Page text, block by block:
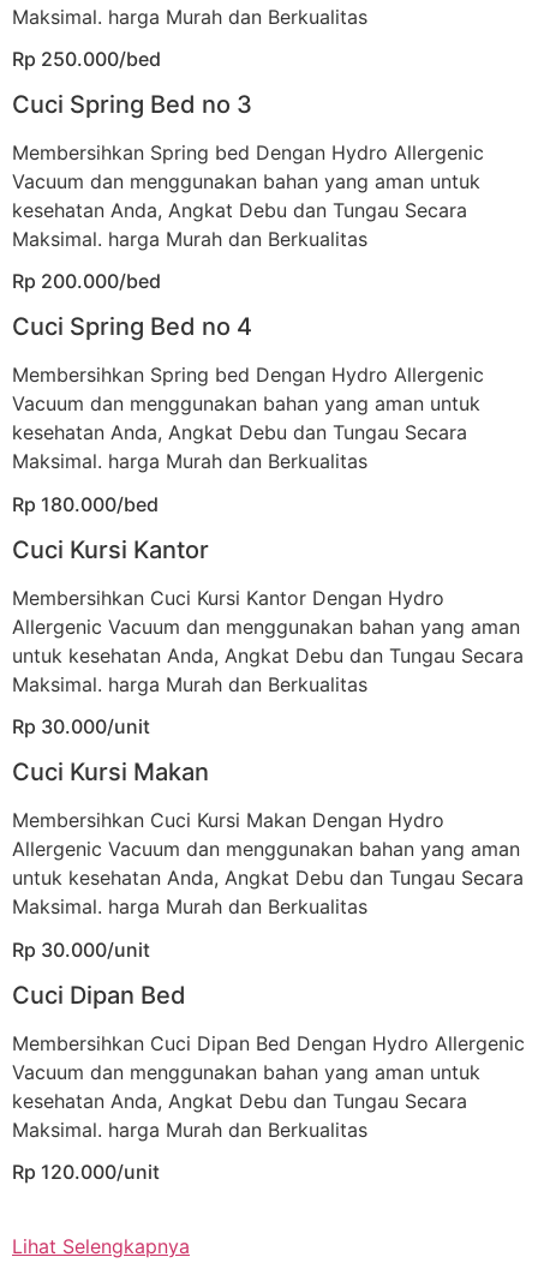
Maksimal. harga Murah dan Berkualitas
Rp 250.000/bed
Cuci Spring Bed no 3
Membersihkan Spring bed Dengan Hydro Allergenic
Vacuum dan menggunakan bahan yang aman untuk
kesehatan Anda, Angkat Debu dan Tungau Secara
Maksimal. harga Murah dan Berkualitas
Rp 200.000/bed
Cuci Spring Bed no 4
Membersihkan Spring bed Dengan Hydro Allergenic
Vacuum dan menggunakan bahan yang aman untuk
kesehatan Anda, Angkat Debu dan Tungau Secara
Maksimal. harga Murah dan Berkualitas
Rp 180.000/bed
Cuci Kursi Kantor
Membersihkan Cuci Kursi Kantor Dengan Hydro
Allergenic Vacuum dan menggunakan bahan yang aman
untuk kesehatan Anda, Angkat Debu dan Tungau Secara
Maksimal. harga Murah dan Berkualitas
Rp 30.000/unit
Cuci Kursi Makan
Membersihkan Cuci Kursi Makan Dengan Hydro
Allergenic Vacuum dan menggunakan bahan yang aman
untuk kesehatan Anda, Angkat Debu dan Tungau Secara
Maksimal. harga Murah dan Berkualitas
Rp 30.000/unit
Cuci Dipan Bed
Membersihkan Cuci Dipan Bed Dengan Hydro Allergenic
Vacuum dan menggunakan bahan yang aman untuk
kesehatan Anda, Angkat Debu dan Tungau Secara
Maksimal. harga Murah dan Berkualitas
Rp 120.000/unit
Lihat Selengkapnya